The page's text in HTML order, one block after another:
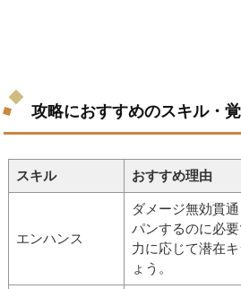
攻略におすすめのスキル・
スキル おすすめ理由
エンハンス
ダメージ無効貫
パンするのに必
力に応じて潜在
ょう。